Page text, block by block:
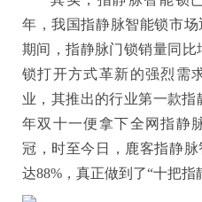
年，我国指静脉智能锁市
期间，指静脉门锁销量同比
锁打开方式革新的强烈需
业，其推出的行业第一款指
年双十一便拿下全网指静
冠，时至今日，鹿客指静
达88%，真正做到了“十把指